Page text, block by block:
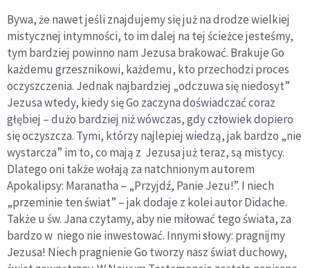
Bywa, że nawet jeśli znajdujemy się już na drodze wielkiej
mistycznej intymności, to im dalej na tej ścieżce jesteśmy,
tym bardziej powinno nam Jezusa brakować. Brakuje Go
każdemu grzesznikowi, każdemu, kto przechodzi proces
oczyszczenia. Jednak najbardziej „odczuwa się niedosyt”
Jezusa wtedy, kiedy się Go zaczyna doświadczać coraz
głębiej – dużo bardziej niż wówczas, gdy człowiek dopiero
się oczyszcza. Tymi, którzy najlepiej wiedzą, jak bardzo „nie
wystarcza” im to, co mają z Jezusa już teraz, są mistycy.
Dlatego oni także wołają za natchnionym autorem
Apokalipsy: Maranatha – „Przyjdź, Panie Jezu!”. I niech
„przeminie ten świat” – jak dodaje z kolei autor Didache.
Także u św. Jana czytamy, aby nie miłować tego świata, za
bardzo w niego nie inwestować. Innymi słowy: pragnijmy
Jezusa! Niech pragnienie Go tworzy nasz świat duchowy,